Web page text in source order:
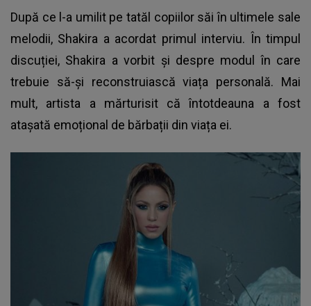
După ce l-a umilit pe tatăl copiilor săi în ultimele sale
melodii, Shakira a acordat primul interviu. În timpul
discuției, Shakira a vorbit și despre modul în care
trebuie să-și reconstruiască viața personală. Mai
mult, artista a mărturisit că întotdeauna a fost
atașată emoțional de bărbații din viața ei.